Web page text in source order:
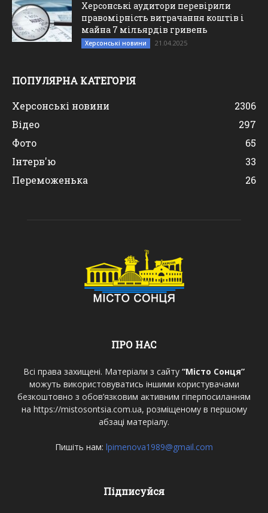
Херсонські аудитори перевірили
правомірність витрачання коштів і
майна 7 мільярдів гривень
Херсонські новини 21.04.2025
ПОПУЛЯРНА КАТЕГОРІЯ
Херсонські новини
2306
Відео
297
Фото
65
Інтерв'ю
33
Переможенька
26
ПРО НАС
Всі права захищені. Матеріали з сайту “Місто Сонця”
можуть використовуватись іншими користувачами
безкоштовно з обов’язковим активним гіперпосиланням
на https://mistosontsia.com.ua, розміщеному в першому
абзаці матеріалу.
Пишіть нам: lpimenova1989@gmail.com
Підписуйся